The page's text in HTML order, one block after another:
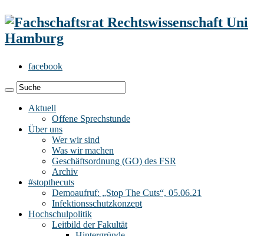
facebook
Aktuell
Offene Sprechstunde
Über uns
Wer wir sind
Was wir machen
Geschäftsordnung (GO) des FSR
Archiv
#stopthecuts
Demoaufruf: „Stop The Cuts“, 05.06.21
Infektionsschutzkonzept
Hochschulpolitik
Leitbild der Fakultät